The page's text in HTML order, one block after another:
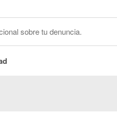
sobre tu denuncia.